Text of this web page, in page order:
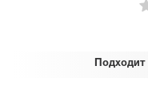
Подходит